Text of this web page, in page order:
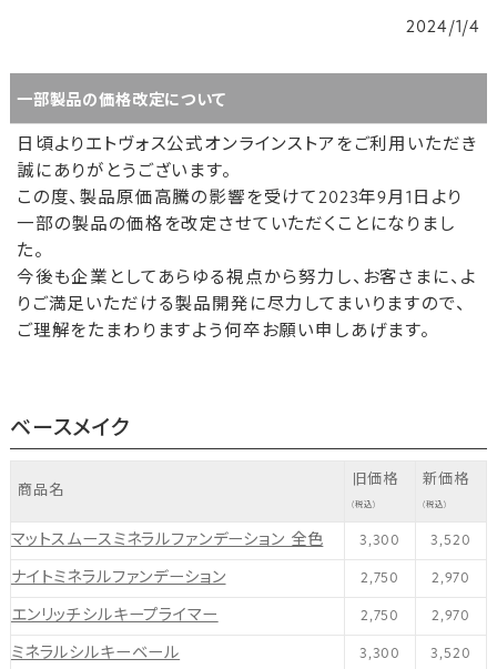
2024/1/4
一部製品の価格改定について
日頃よりエトヴォス公式オンラインストアをご利用いただき
誠にありがとうございます。
この度、製品原価高騰の影響を受けて2023年9月1日より
一部の製品の価格を改定させていただくことになりまし
た。
今後も企業としてあらゆる視点から努力し、お客さまに、よ
りご満足いただける製品開発に尽力してまいりますので、
ご理解をたまわりますよう何卒お願い申しあげます。
ベースメイク
商品名
旧価格
(税込)
新価格
(税込)
マットスムースミネラルファンデーション 全色 3,300 3,520
ナイトミネラルファンデーション 2,750 2,970
エンリッチシルキープライマー 2,750 2,970
ミネラルシルキーベール 3,300 3,520